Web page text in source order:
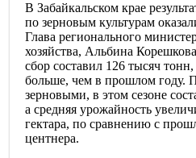
В Забайкальском крае
по зерновым культурам
Глава регионального
хозяйства, Альбина
сбор составил 126 тысяч
больше, чем в прошлом году.
зерновыми, в этом сезоне
а средняя урожайность
гектара, по сравнению с
центнера.